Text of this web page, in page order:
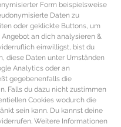
Form beispielsweise
Daten zu
oder geklickte Buttons, um
an dich analysieren &
einwilligst, bist du
diese Daten unter Umständen
Analytics oder an
gegebenenfalls die
Falls du dazu nicht zustimmen
Cookies wodurch die
sein kann. Du kannst deine
Weitere Informationen
in Salate, Smoothies oder
wird durch
gegen Unruhe oder
oder Fieber und hilft gegen
die Pfefferminze die Ölproduktion
ausgleicht.